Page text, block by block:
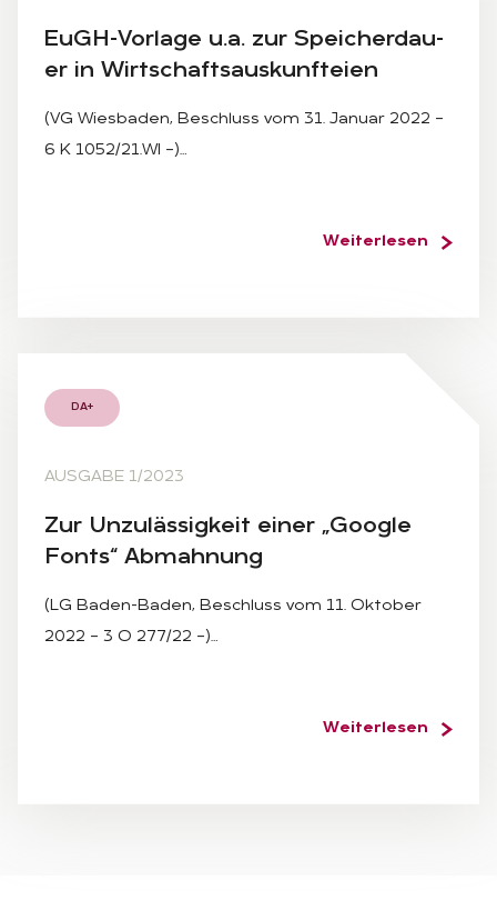
EuGH-Vor­la­ge u.a. zur Spei­cher­dau­
er in Wirt­schafts­aus­kunftei­en
(VG Wiesbaden, Beschluss vom 31. Januar 2022 –
6 K 1052/21.WI –)…
Weiterlesen
DA+
AUSGABE 1/2023
Zur Un­zu­läs­sig­keit ei­ner „Goog­le
Fonts“ Ab­mah­nung
(LG Baden-Baden, Beschluss vom 11. Oktober
2022 – 3 O 277/22 –)…
Weiterlesen